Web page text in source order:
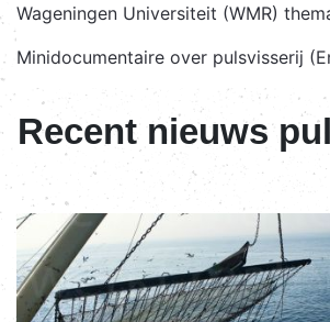
Wageningen Universiteit (WMR)
Minidocumentaire over pulsvisserij
Recent nieuws